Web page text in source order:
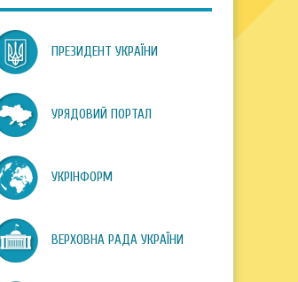
ПРЕЗИДЕНТ УКРАЇНИ
УРЯДОВИЙ ПОРТАЛ
УКРІНФОРМ
ВЕРХОВНА РАДА УКРАЇНИ